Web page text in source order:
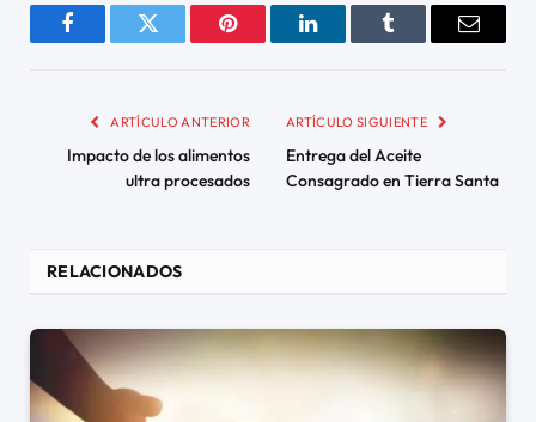
FacebookTwitter Pinterest LinkedInTumblr Email
ARTÍCULO ANTERIOR
Impacto de los alimentos
ultra procesados
ARTÍCULO SIGUIENTE
Entrega del Aceite
Consagrado en Tierra Santa
RELACIONADOS